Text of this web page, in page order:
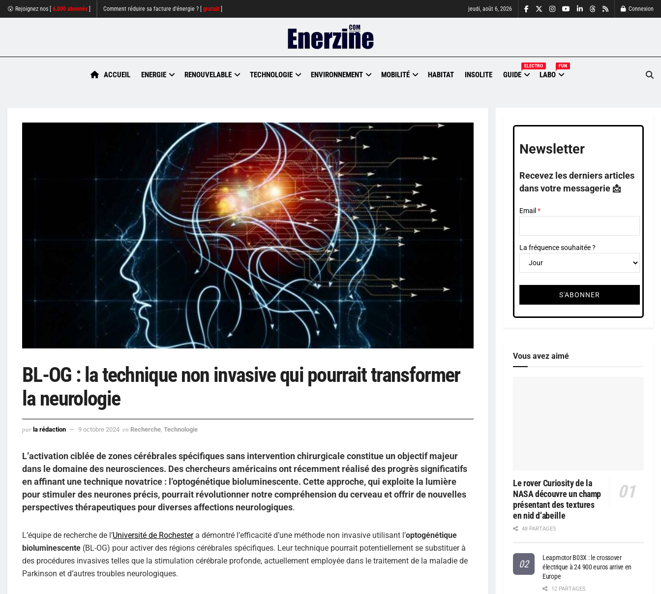
😮 Rejoignez nos [ 6.000 abonnés Comment réduire sa facture d'énergie ? [ gratuit jeudi, août 6, 2026 Connexion
ACCUEIL ENERGIE RENOUVELABLE TECHNOLOGIE ENVIRONNEMENT MOBILITÉ HABITAT INSOLITE GUIDE
ELECTRO
LABO
FUN
BL-OG : la technique non invasive qui pourrait transformer
la neurologie
par la rédaction 9 octobre 2024 en Recherche Technologie
L’activation ciblée de zones cérébrales spécifiques sans intervention chirurgicale constitue un objectif majeur
dans le domaine des neurosciences. Des chercheurs américains ont récemment réalisé des progrès significatifs
en affinant une technique novatrice : l’optogénétique bioluminescente. Cette approche, qui exploite la lumière
pour stimuler des neurones précis, pourrait révolutionner notre compréhension du cerveau et offrir de nouvelles
perspectives thérapeutiques pour diverses affections neurologiques.
L’équipe de recherche de l’Université de Rochestera démontré l’efficacité d’une méthode non invasive utilisant l’optogénétique
bioluminescente (BL-OG) pour activer des régions cérébrales spécifiques. Leur technique pourrait potentiellement se substituer à
des procédures invasives telles que la stimulation cérébrale profonde, actuellement employée dans le traitement de la maladie de
Parkinson et d’autres troubles neurologiques.
Newsletter
Recevez les derniers articles
dans votre messagerie 📩
Email
La fréquence souhaitée ?
Vous avez aimé
Le rover Curiosity de la
NASA découvre un champ
présentant des textures
en nid d’abeille
48 PARTAGES
Leapmotor B03X : le crossover
électrique à 24 900 euros arrive en
Europe
12 PARTAGES